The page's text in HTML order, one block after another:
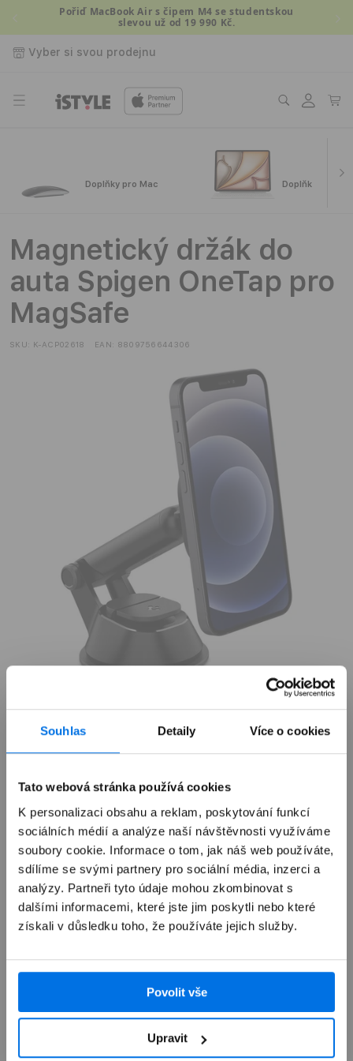
Souhlas Detaily Více o cookies
Tato webová stránka používá cookies
K personalizaci obsahu a reklam, poskytování funkcí
sociálních médií a analýze naší návštěvnosti využíváme
soubory cookie. Informace o tom, jak náš web používáte,
sdílíme se svými partnery pro sociální média, inzerci a
analýzy. Partneři tyto údaje mohou zkombinovat s
dalšími informacemi, které jste jim poskytli nebo které
získali v důsledku toho, že používáte jejich služby.
Povolit vše
Upravit
Přejít kPořiď MacBook Air s čipem M4 se studentskou
slevou už od 19 990 Kč.
Vyber si svou prodejnu
Přihlásit
se
Košík
Doplňky pro Mac Doplňky pro
Magnetický držák do
auta Spigen OneTap pro
MagSafe
SKU: K-ACP02618 EAN: 8809756644306
Již není v prodeji
Výkup zařízení
Autorizovaný servis Apple
Možnosti doručení
Přehled